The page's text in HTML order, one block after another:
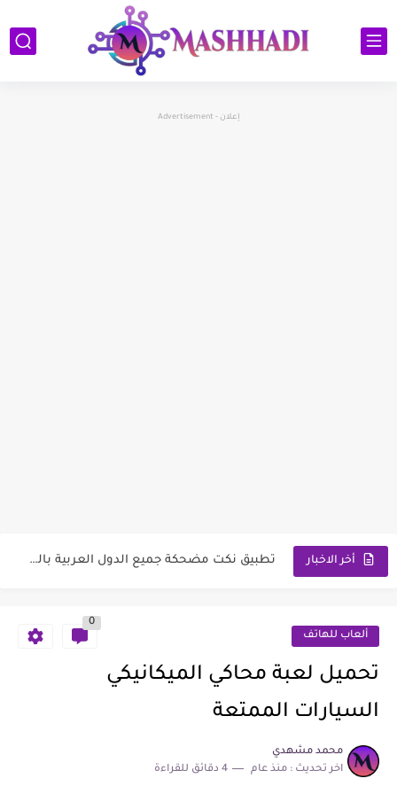
إعلان - Advertisement
أخر الاخبار تطبيق نكت مضحكة جميع الدول العربية بالصور و مكتوبة جاهزة
افضل موقع حساب عمرك بالهجري والميلادي وكم باقي لعيد ميلادك ألعاب للهاتف
0
تحميل لعبة محاكي الميكانيكي
السيارات الممتعة
محمد مشهدي
اخر تحديث : منذ عام 4 دقائق للقراءة